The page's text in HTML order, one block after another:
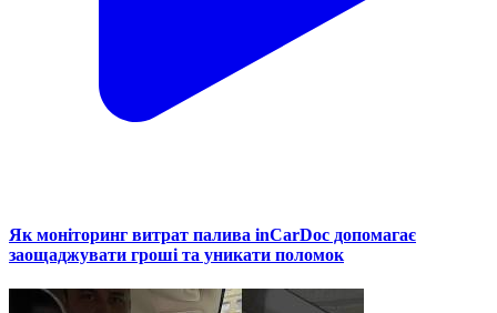
Як моніторинг витрат палива inCarDoc допомагає
заощаджувати гроші та уникати поломок